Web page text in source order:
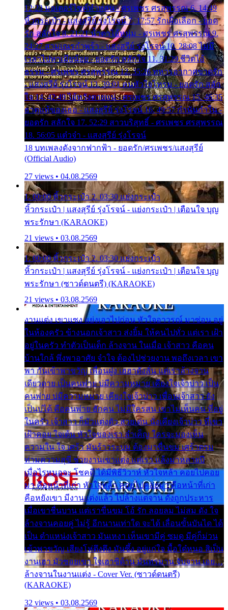
12:23 มอเตอร์ไซค์ทำหล่น - ศรเพชร ศรสุพรรณ 6. 14:49
หิ้วกระเป๋า - แสงสุรีย์ รุ่งโรจน์ 7. 17:57 รักเผื่อเลือก - ยอด
รัก สลักใจ 8. 21:21 น้ำตาไอ้หนุ่ม - ศรเพชร ศรสุพรรณ 9.
24:27 สามเณรกำพร้า - แสงสุรีย์ รุ่งโรจน์ 10. 28:08 ไม่มี
เวลาไปหาเมียน้อย - ยอดรัก สลักใจ 11. 31:29 ชีวิตไอ้
ธรรม - ศรเพชร ศรสุพรรณ 12. 35:26 ทหารอากาศขาดรัก
- แสงสุรีย์ รุ่งโรจน์ 13. 39:01 คนหัวใจโทรม - ยอดรัก สลัก
ใจ 14. 42:49 ไอ้หวังตายแน่ - ศรเพชร ศรสุพรรณ 15. 46:35
ธาตุแท้ของเธอ - แสงสุรีย์ รุ่งโรจน์ 16. 49:57 กำนันกำใน -
ยอดรัก สลักใจ 17. 52:29 สาวบริสุทธิ์ - ศรเพชร ศรสุพรรณ
18. 56:05 แต๋วจ๋า - แสงสุรีย์ รุ่งโรจน์
18 บทเพลงดังจากฟากฟ้า - ยอดรัก/ศรเพชร/แสงสุรีย์
(Official Audio)
27 views • 04.08.2569
1. 00:00 หิ้วกระเป๋า 2. 03:30 แย่งกระเป๋า
หิ้วกระเป๋า | แสงสุรีย์ รุ่งโรจน์ - แย่งกระเป๋า | เตือนใจ บุญ
พระรักษา (KARAOKE)
21 views • 03.08.2569
1. 00:00 หิ้วกระเป๋า 2. 03:30 แย่งกระเป๋า
หิ้วกระเป๋า | แสงสุรีย์ รุ่งโรจน์ - แย่งกระเป๋า | เตือนใจ บุญ
พระรักษา (ซาวด์ดนตรี) (KARAOKE)
21 views • 03.08.2569
งานแต่ง เขาแซง แย่งเอาไปก่อน หัวใจอาวรณ์ มาซ่อน อยู่
ในห้องครัว ข้างนอกเจ้าสาว ส่งยิ้ม ให้คนไปทั่ว แต่เรา เฝ้า
อยู่ในครัว ทำตัวเป็นเด็ก ล้างจาน ในเมื่อ เจ้าสาว คือคน
บ้านใกล้ พึ่งพาอาศัย จำใจ ต้องไปช่วยงาน พอถึงเวลา เขา
พา กันเข้าพาขวัญ เพื่อนฝูง เฮฮาดังลั่น แต่เราล้างจาน
เดียวดาย เป็นคนพ่าย บ่มีความหมาย เคียงใจเจ้าบ่าว เป็น
คนพ่าย บ่มีความหมาย เคียงใจเจ้าบ่าว เพื่อนเจ้าสาว ยัง
เป็นบ่ได้ คือคนพ่าย ฮักคน ไม่มีใครสน เขาไม่เห็นคน ที่อยู่
ในครัว เจ้าสาว ก็มัวแต่งตัว สวยเด่น นั่งเคียงเจ้าบ่าว ที่เขา
เฝ้าคอย ใจเต้น หัวใจของเรา ลำเค็ญ ใครจะมองเห็น
ความใน ใจ เศร้า มันร้าวระบม ต้องมาขื่นขม เศร้าตรม
ท่ามความสุขี ช่วยงานเขาแต่ง แต่เรา แล้งมาหลายปี
เมื่อไรหนอจะ โชคดี ได้มีพิธีวิวาห์ หัวใจหล้า คอยไปคอย
มา คือหน้าที่เก่า หัวใจหล้า คอยไปคอยมา คือหน้าที่เก่า
คือหยังเขา มีงานแต่งแล้ว ไปล้างแต่จาน ดั่งถูกประหาร
เมื่อเขาชื่นบาน แต่เราขื่นขม โอ้ รัก ลอยลม ไม่สม ดัง ใจ
ล้างจานคอยคู่ ไม่รู้ อีกนานเท่าใด จะได้ เลื่อนขั้นบันได ได้
เป็น ตำแหน่งเจ้าสาว มันเหงา เห็นเขามีคู่ ซมดู มีคู่ก็ม่วน
เข้าพาขวัญ เสียงโห่ตึงตึง มันซึ้ง อยู่แก่ใจ มื้อใด๋หนอ สิเป็น
งานเฮา มัวซอยเขา ใจเฮาซิด้าน มันทรมาน จับจาน เอย…
ล้างจานในงานแต่ง - Cover Ver. (ซาวด์ดนตรี)
(KARAOKE)
32 views • 03.08.2569